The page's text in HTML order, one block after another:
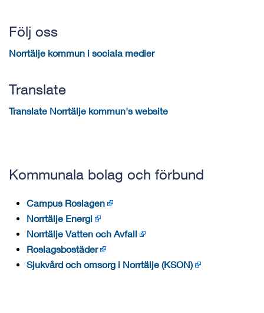
Följ oss
Norrtälje kommun i sociala medier
Translate
Translate Norrtälje kommun's website
Kommunala bolag och förbund
Campus Roslagen
Norrtälje Energi
Norrtälje Vatten och Avfall
Roslagsbostäder
Sjukvård och omsorg i Norrtälje (KSON)